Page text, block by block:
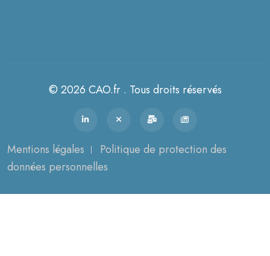
© 2026 CAO.fr . Tous droits réservés
Mentions légales
Politique de protection des
données personnelles